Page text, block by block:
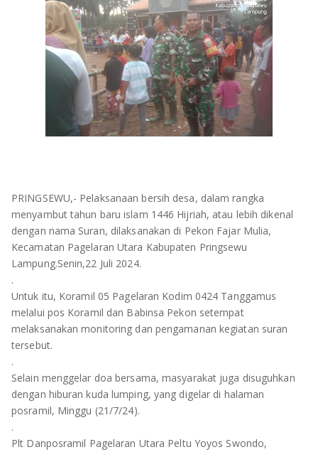
METRO
LAMPUNG TENGAH
LAMPUNG UTARA
LAMPUNG TIMUR
LAMPUNG SELATAN
PESAWARAN
TANGGAMUS
PESISIR BARAT
TULANG BAWANG
MESUJI
OLAHRAGA
ADVETORIAL
PRINGSEWU,- Pelaksanaan bersih desa, dalam rangka
menyambut tahun baru islam 1446 Hijriah, atau lebih dikenal
dengan nama Suran, dilaksanakan di Pekon Fajar Mulia,
Kecamatan Pagelaran Utara Kabupaten Pringsewu
Lampung.Senin,22 Juli 2024.
.
Untuk itu, Koramil 05 Pagelaran Kodim 0424 Tanggamus
melalui pos Koramil dan Babinsa Pekon setempat
melaksanakan monitoring dan pengamanan kegiatan suran
tersebut.
.
Selain menggelar doa bersama, masyarakat juga disuguhkan
dengan hiburan kuda lumping, yang digelar di halaman
posramil, Minggu (21/7/24).
.
Plt Danposramil Pagelaran Utara Peltu Yoyos Swondo,